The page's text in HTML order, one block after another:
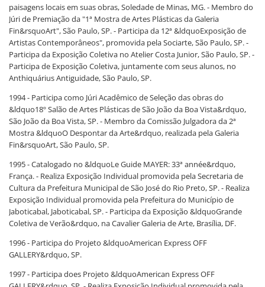
paisagens locais em suas obras, Soledade de Minas, MG. - Membro do
Júri de Premiação da "1ª Mostra de Artes Plásticas da Galeria
Fin&rsquoArt", São Paulo, SP. - Participa da 12ª &ldquoExposição de
Artistas Contemporâneos", promovida pela Sociarte, São Paulo, SP. -
Participa da Exposição Coletiva no Atelier Costa Junior, São Paulo, SP. -
Participa de Exposição Coletiva, juntamente com seus alunos, no
Anthiquárius Antiguidade, São Paulo, SP.
1994 - Participa como Júri Acadêmico de Seleção das obras do
&ldquo18º Salão de Artes Plásticas de São João da Boa Vista&rdquo,
São João da Boa Vista, SP. - Membro da Comissão Julgadora da 2ª
Mostra &ldquoO Despontar da Arte&rdquo, realizada pela Galeria
Fin&rsquoArt, São Paulo, SP.
1995 - Catalogado no &ldquoLe Guide MAYER: 33ª année&rdquo,
França. - Realiza Exposição Individual promovida pela Secretaria de
Cultura da Prefeitura Municipal de São José do Rio Preto, SP. - Realiza
Exposição Individual promovida pela Prefeitura do Município de
Jaboticabal, Jaboticabal, SP. - Participa da Exposição &ldquoGrande
Coletiva de Verão&rdquo, na Cavalier Galeria de Arte, Brasília, DF.
1996 - Participa do Projeto &ldquoAmerican Express OFF
GALLERY&rdquo, SP.
1997 - Participa does Projeto &ldquoAmerican Express OFF